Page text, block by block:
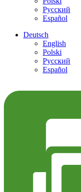
Pусский
Español
Deutsch
English
Polski
Pусский
Español